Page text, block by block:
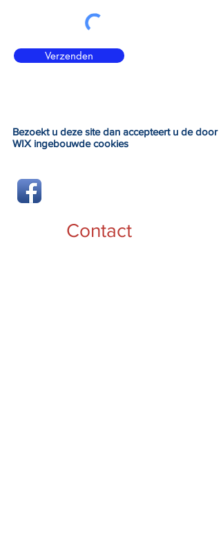
Verzenden
Bezoekt u deze site dan accepteert u de door
WIX ingebouwde cookies
Contact